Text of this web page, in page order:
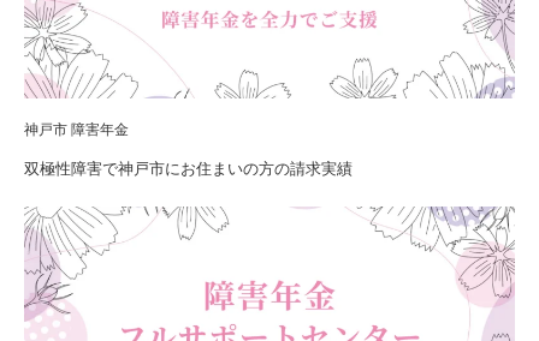
神戸市 障害年金
双極性障害で神戸市にお住まいの方の請求実績